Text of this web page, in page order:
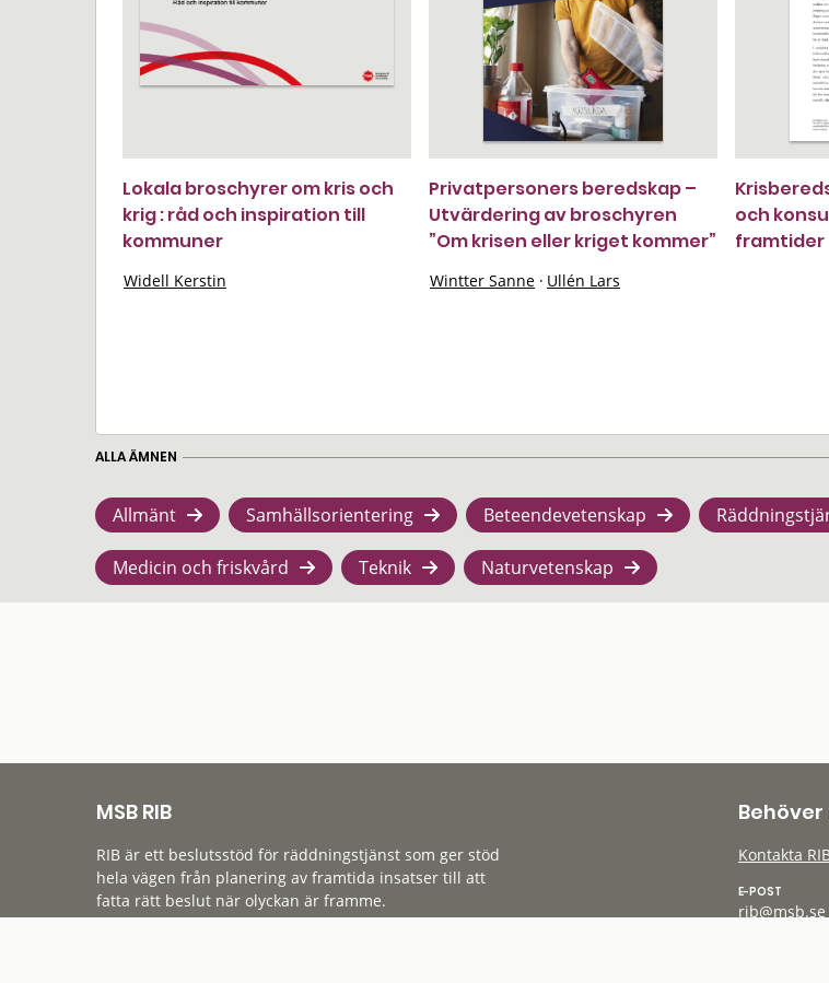
Lokala broschyrer om kris och
krig : råd och inspiration till
kommuner
Widell Kerstin
Privatpersoners beredskap –
Utvärdering av broschyren
”Om krisen eller kriget kommer”
Wintter Sanne · Ullén Lars
och
framtider
ALLA ÄMNEN
Allmänt Samhällsorientering Beteendevetenskap
Medicin och friskvård Teknik Naturvetenskap
MSB RIB
RIB är ett beslutsstöd för räddningstjänst som ger stöd
hela vägen från planering av framtida insatser till att
fatta rätt beslut när olyckan är framme.
Kontakta
E-POST
rib@msb.se